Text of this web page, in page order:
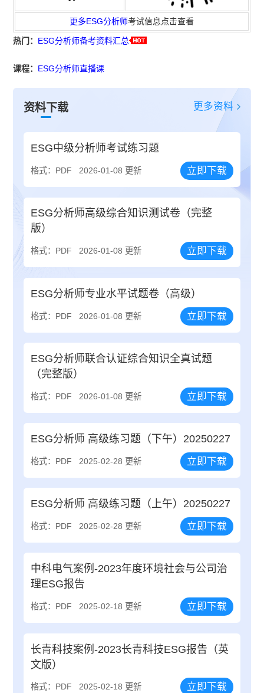
更多ESG分析师考试信息点击查看
热门： ESG分析师备考资料汇总
课程： ESG分析师直播课
资料下载 更多资料
ESG中级分析师考试练习题
格式：PDF 2026-01-08 更新 立即下载
ESG分析师高级综合知识测试卷（完整
版）
格式：PDF 2026-01-08 更新 立即下载
ESG分析师专业水平试题卷（高级）
格式：PDF 2026-01-08 更新 立即下载
ESG分析师联合认证综合知识全真试题
（完整版）
格式：PDF 2026-01-08 更新 立即下载
ESG分析师 高级练习题（下午）20250227
格式：PDF 2025-02-28 更新 立即下载
ESG分析师 高级练习题（上午）20250227
格式：PDF 2025-02-28 更新 立即下载
中科电气案例-2023年度环境社会与公司治
理ESG报告
格式：PDF 2025-02-18 更新 立即下载
长青科技案例-2023长青科技ESG报告（英
文版）
格式：PDF 2025-02-18 更新 立即下载